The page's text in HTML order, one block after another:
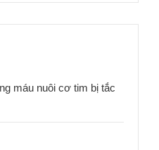
máu nuôi cơ tim bị tắc